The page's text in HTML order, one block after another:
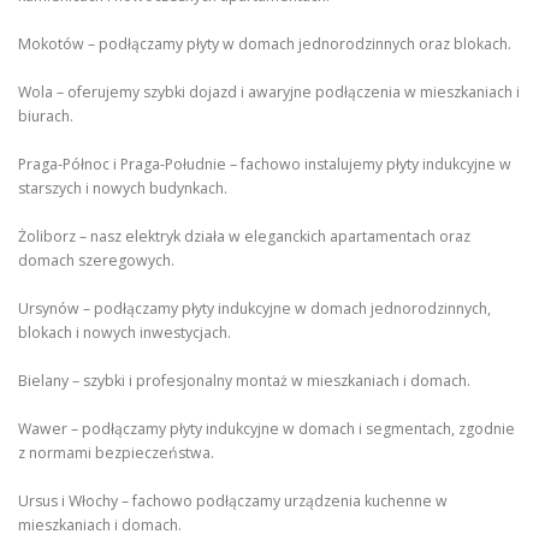
Mokotów – podłączamy płyty w domach jednorodzinnych oraz blokach.
Wola – oferujemy szybki dojazd i awaryjne podłączenia w mieszkaniach i
biurach.
Praga-Północ i Praga-Południe – fachowo instalujemy płyty indukcyjne w
starszych i nowych budynkach.
Żoliborz – nasz elektryk działa w eleganckich apartamentach oraz
domach szeregowych.
Ursynów – podłączamy płyty indukcyjne w domach jednorodzinnych,
blokach i nowych inwestycjach.
Bielany – szybki i profesjonalny montaż w mieszkaniach i domach.
Wawer – podłączamy płyty indukcyjne w domach i segmentach, zgodnie
z normami bezpieczeństwa.
Ursus i Włochy – fachowo podłączamy urządzenia kuchenne w
mieszkaniach i domach.